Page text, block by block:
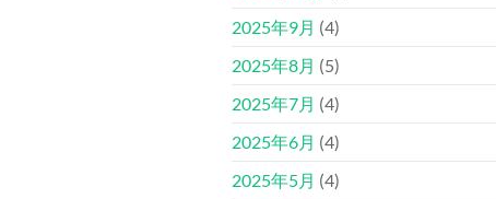
2025年9月 (4)
2025年8月 (5)
2025年7月 (4)
2025年6月 (4)
2025年5月 (4)